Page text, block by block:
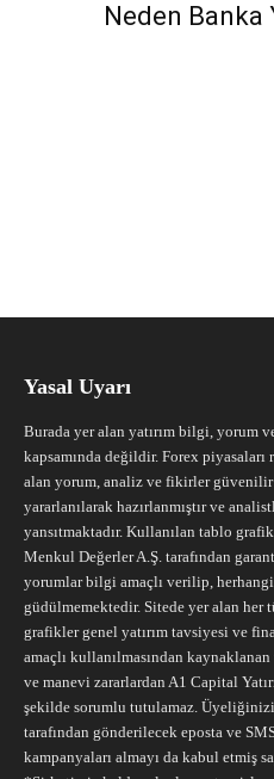
Neden Banka
Yasal Uyarı
Burada yer alan yatırım bilgi, yorum
kapsamında değildir. Forex
alan yorum, analiz ve fikirler
yararlanılarak hazırlanmıştır ve
yansıtmaktadır. Kullanılan tablo
Menkul Değerler A.Ş. tarafından
yorumlar bilgi amaçlı verilip, herhangi
güdülmemektedir. Sitede yer alan
grafikler genel yatırım tavsiyesi ve
amaçlı kullanılmasından
ve manevi zararlardan A1 Capital
şekilde sorumlu tutulamaz.
tarafından gönderilecek eposta ve
kampanyaları almayı da kabul etmiş